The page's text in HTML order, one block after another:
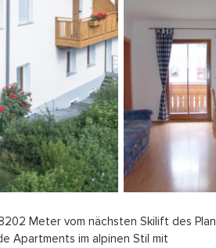
Meter vom nächsten Skilift des Plan
Apartments im alpinen Stil mit